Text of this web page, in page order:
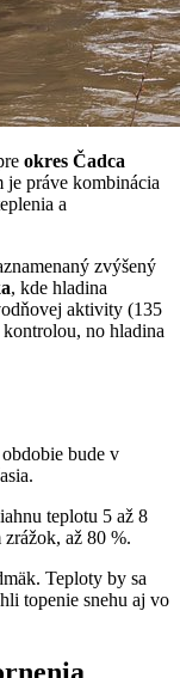
okres Čadca
je práve kombinácia
a
zvýšený
, kde hladina
aktivity (135
no hladina
bude v
teplotu 5 až 8
až 80 %.
Teploty by sa
topenie snehu aj vo